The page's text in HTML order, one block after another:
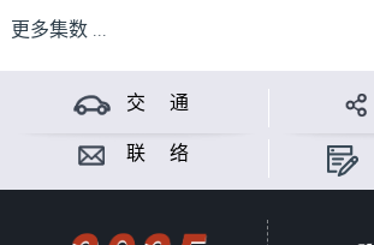
更多集数 ...
交 通
联 络